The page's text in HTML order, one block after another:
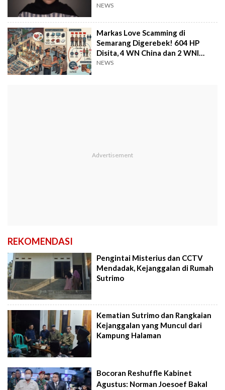
NEWS
Markas Love Scamming di
Semarang Digerebek! 604 HP
Disita, 4 WN China dan 2 WNI
Ditangkap
NEWS
REKOMENDASI
Pengintai Misterius dan CCTV
Mendadak, Kejanggalan di Rumah
Sutrimo
Kematian Sutrimo dan Rangkaian
Kejanggalan yang Muncul dari
Kampung Halaman
Bocoran Reshuffle Kabinet
Agustus: Norman Joesoef Bakal